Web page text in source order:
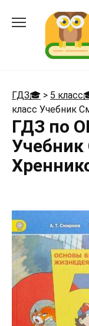
ГДЗ🎓 > 5
класс Учебник
ГДЗ по